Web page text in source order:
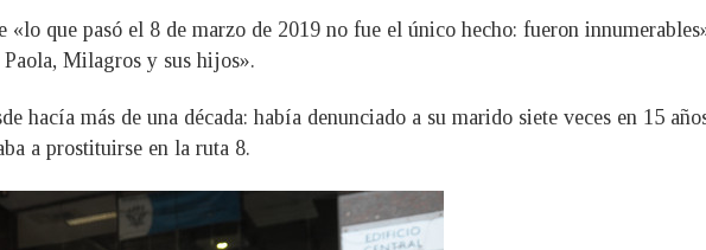
«lo que pasó el 8 de marzo de 2019 no fue el único hecho: fueron
Milagros y sus hijos».
hacía más de una década: había denunciado a su marido siete veces en 15
a prostituirse en la ruta 8.